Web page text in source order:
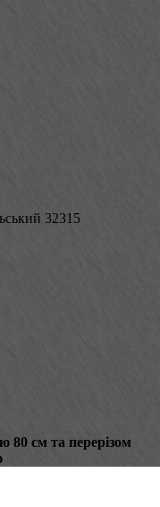
32315
см та перерізом